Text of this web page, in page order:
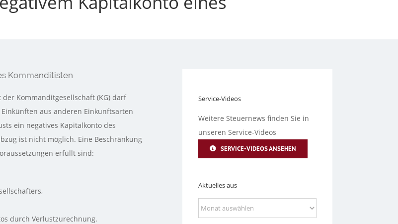
Kommanditisten
Kommanditgesellschaft (KG) darf
aus anderen Einkunftsarten
ein negatives Kapitalkonto des
ist nicht möglich. Eine Beschränkung
erfüllt sind:
durch Verlustzurechnung.
Service-Videos
Weitere Steuernews finden Sie in
unseren Service-Videos
SERVICE-VIDEOS ANSEHEN
Aktuelles aus
Aktuelles
aus